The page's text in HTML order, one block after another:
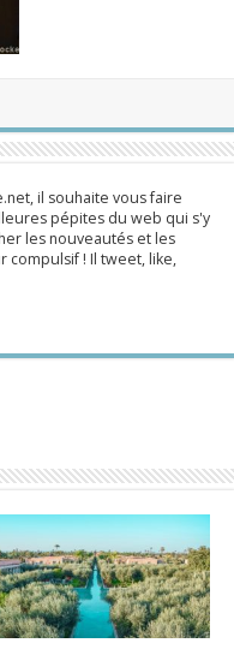
il souhaite vous faire
pépites du web qui s'y
les nouveautés et les
compulsif ! Il tweet, like,